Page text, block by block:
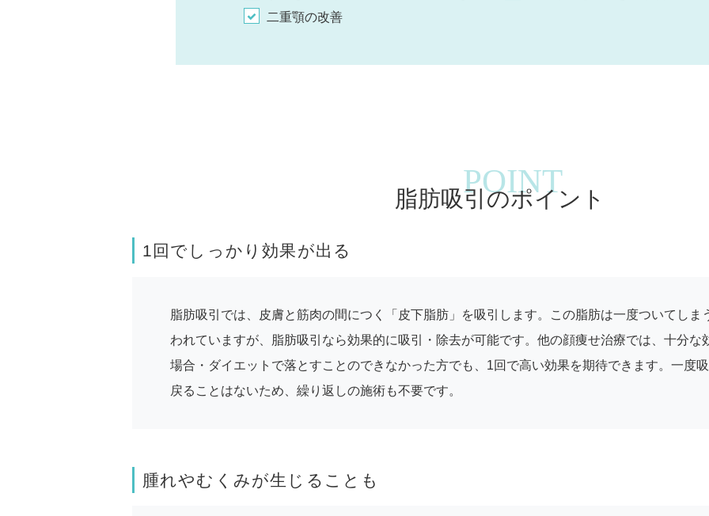
二重顎の改善
脂肪吸引のポイント
1回でしっかり効果が出る
脂肪吸引では、皮膚と筋肉の間につく「皮下脂肪」を吸引します。この脂肪は一度ついてしま
われていますが、脂肪吸引なら効果的に吸引・除去が可能です。他の顔痩せ治療では、十分な
場合・ダイエットで落とすことのできなかった方でも、1回で高い効果を期待できます。一度
戻ることはないため、繰り返しの施術も不要です。
腫れやむくみが生じることも